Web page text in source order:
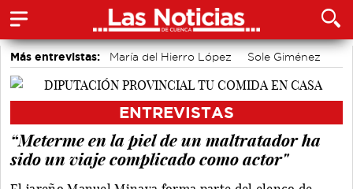
Más entrevistas: María del Hierro López
Sole Giménez
Javier Viñas
Fernando Polo
José Luis Martínez Guijarro
ENTREVISTAS
“Meterme en la piel de un maltratador ha
sido un viaje complicado como actor"